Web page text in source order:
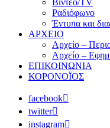
Βίντεο/TV
Ραδιόφωνο
Έντυπα και
ΑΡΧΕΙΟ
Αρχείο –
Αρχείο –
ΕΠΙΚΟΙΝΩΝΙΑ
ΚΟΡΟΝΟΪΟΣ
facebook
twitter
instagram